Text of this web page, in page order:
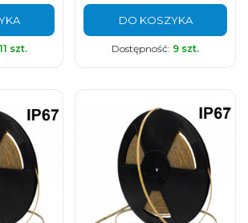
11 szt.
DO KOSZYKA
Dostępność: 9 szt.